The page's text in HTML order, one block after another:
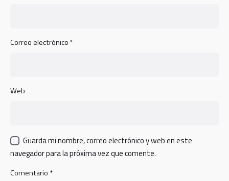
Correo electrónico *
Web
Guarda mi nombre, correo electrónico y web en este
navegador para la próxima vez que comente.
Comentario *